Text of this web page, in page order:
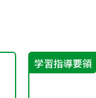
学習指導要領